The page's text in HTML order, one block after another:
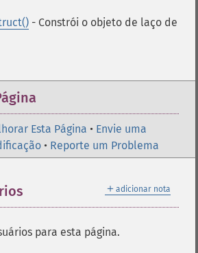
- Constrói o objeto de laço de
Esta Página • Envie uma
• Reporte um Problema
＋ adicionar nota
para esta página.